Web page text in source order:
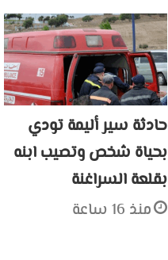
حادثة سير أليمة تودي
بحياة شخص وتصيب ابنه
بقلعة السراغنة
منذ 16 ساعة